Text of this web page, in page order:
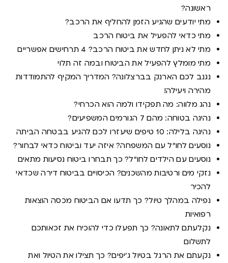
ראשונה?
מתי יודעים שהגיע הזמן להחליף את הרכב?
מתי כדאי להפעיל את ביטוח הרכב
מתי לא ניתן לחדש את ביטוח הרכב? 4 תרחישים אפשריים
מתי מומלץ להפעיל את הביטוח ובמה זה תלוי
נגנב לכם הארנק בברצלונה? המדריך המקיף להתמודדות
מהירה ויעילה!
נהג מלווה: מה תפקידו ולמה הוא הכרחי?
נהיגה בטוחה: מהם 7 הגורמים המשפיעים?
נהיגה בלילה: 10 טיפים שיעזרו לכם להגיע בבטחה הביתה
נוסעים לחו"ל עם המשפחה? איזה יעד וביטוח כדאי לבחור?
נוסעים עם הילדים לחו"ל? כך תבחרו ביטוח נסיעות מתאים
נזקי מים ורטיבות מהשכנים? הכיסויים בביטוח דירה שכדאי
להכיר
נפילה במהלך טיול? כך תדעו אם הביטוח מכסה הוצאות
רפואיות
נקלעתם לתאונה? כך תפעלו כדי להוכיח את זכאותכם
לתשלום
נקעתם את הרגל בטיול ג'יפים? כך תצילו את הטיול ואת